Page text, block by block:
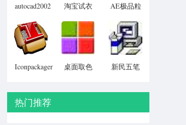
autocad2002
淘宝试衣
AE极品粒
(Trapcode
Particular)
Iconpackager
桌面取色
新民五笔
热门推荐